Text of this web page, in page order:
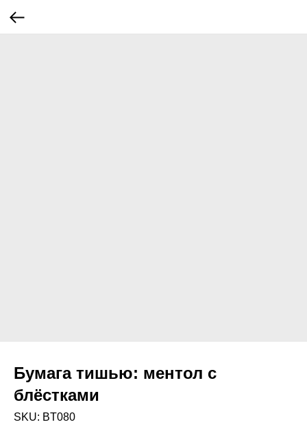
Бумага тишью: ментол с
блёстками
SKU: BT080